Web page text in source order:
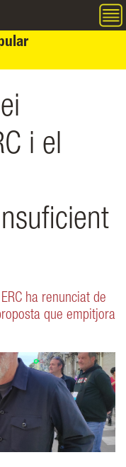
i el
ha renunciat de
que empitjora